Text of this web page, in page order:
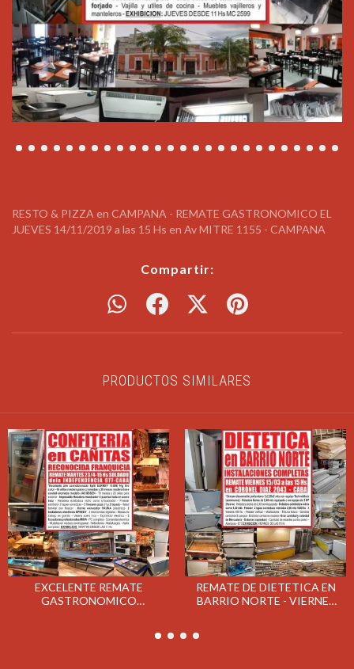
RESTO & PIZZA en CAMPANA - REMATE GASTRONOMICO EL
JUEVES 14/11/2019 a las 15 Hs en Av MITRE 1155 - CAMPANA
Compartir:
PRODUCTOS SIMILARES
EXCELENTE REMATE
GASTRONOMICO
REMATE DE DIETETICA EN
BARRIO NORTE - VIERNES